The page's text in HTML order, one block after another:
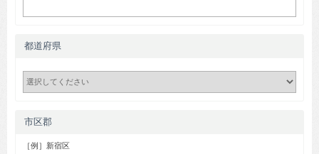
都道府県
市区郡
［例］新宿区